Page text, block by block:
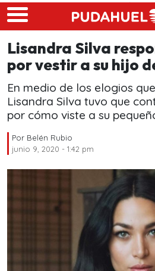
Skip to main content
Lisandra Silva
por vestir a su hijo
En medio de los elogios
Lisandra Silva tuvo que
por cómo viste a su
Por Belén Rubio
junio 9, 2020 - 1:42 pm